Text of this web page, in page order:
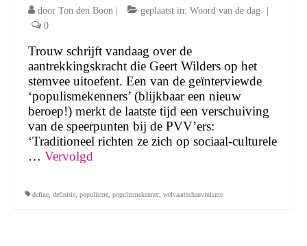
door Ton den Boon geplaatst in: Woord van de dag
0
Trouw schrijft vandaag over de
aantrekkingskracht die Geert Wilders op het
stemvee uitoefent. Een van de geïnterviewde
‘populismekenners’ (blijkbaar een nieuw
beroep!) merkt de laatste tijd een verschuiving
van de speerpunten bij de PVV’ers:
‘Traditioneel richten ze zich op sociaal-culturele
… Vervolgd
define, definitie, populisme, populismekenner, welvaartschauvinisme